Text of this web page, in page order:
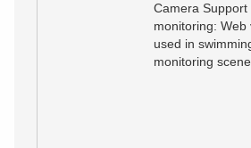
Camera
monitoring:
used in
monitoring